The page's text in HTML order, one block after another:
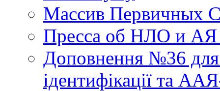
Массив Первичных
Пресса об НЛО и
Доповнення №36
ідентифікації та